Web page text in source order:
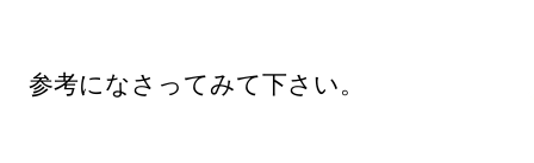
参考になさってみて下さい。